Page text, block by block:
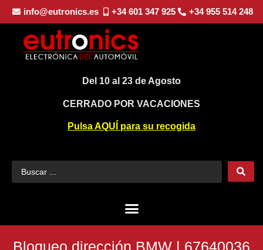
info@eutronics.es +34 601 347 925 +34 955 514 248
Del 10 al 23 de Agosto
CERRADO POR VACACIONES
Pulsa AQUÍ para su recogida
Bloqueo dirección BMW | 67640036